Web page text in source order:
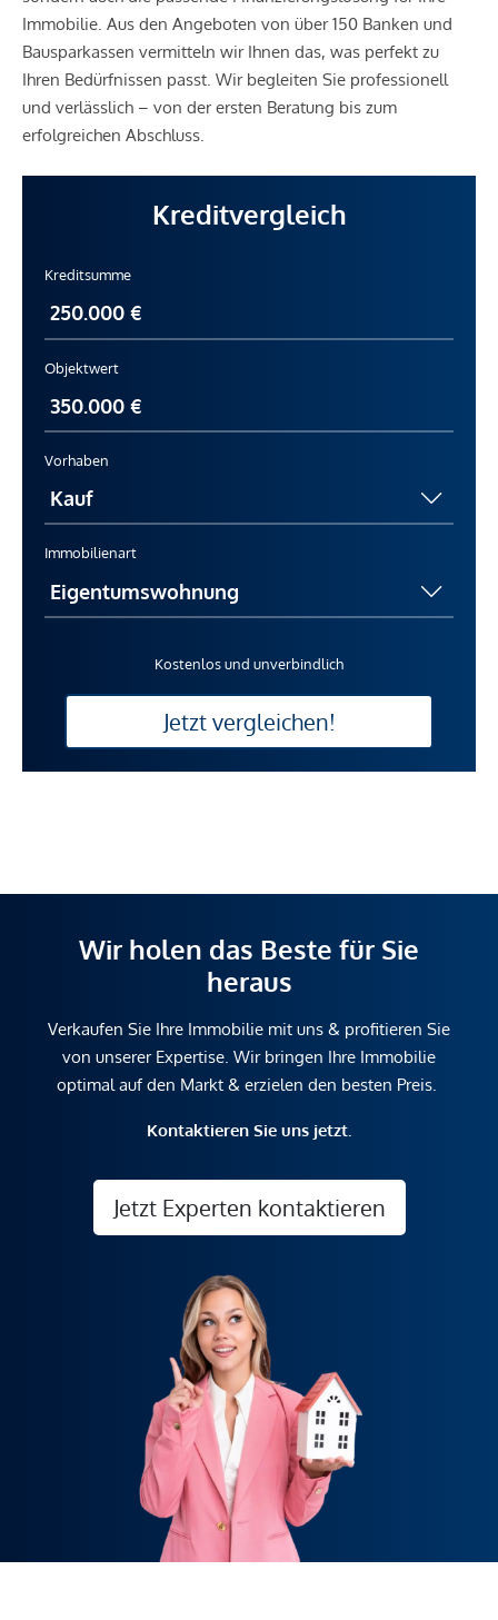
Immobilie. Aus den Angeboten von über 150 Banken und
Bausparkassen vermitteln wir Ihnen das, was perfekt zu
Ihren Bedürfnissen passt. Wir begleiten Sie professionell
und verlässlich – von der ersten Beratung bis zum
erfolgreichen Abschluss.
Kreditvergleich
Kreditsumme
Objektwert
Vorhaben
Immobilienart
Kostenlos und unverbindlich
Jetzt vergleichen!
Wir holen das Beste für Sie
heraus
Verkaufen Sie Ihre Immobilie mit uns & profitieren Sie
von unserer Expertise. Wir bringen Ihre Immobilie
optimal auf den Markt & erzielen den besten Preis.
Kontaktieren Sie uns jetzt.
Jetzt Experten kontaktieren